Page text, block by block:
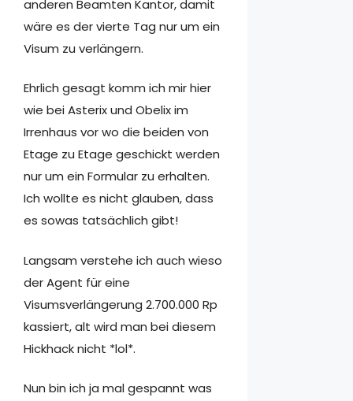
anderen Beamten Kantor, damit
wäre es der vierte Tag nur um ein
Visum zu verlängern.
Ehrlich gesagt komm ich mir hier
wie bei Asterix und Obelix im
Irrenhaus vor wo die beiden von
Etage zu Etage geschickt werden
nur um ein Formular zu erhalten.
Ich wollte es nicht glauben, dass
es sowas tatsächlich gibt!
Langsam verstehe ich auch wieso
der Agent für eine
Visumsverlängerung 2.700.000 Rp
kassiert, alt wird man bei diesem
Hickhack nicht *lol*.
Nun bin ich ja mal gespannt was